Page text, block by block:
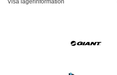
Visa lagerinformation